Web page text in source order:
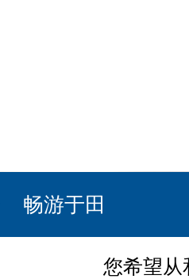
畅游于田
您希望从